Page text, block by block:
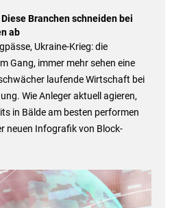
Branchen schneiden bei
ab
Ukraine-Krieg: die
Gang, immer mehr sehen eine
laufende Wirtschaft bei
Wie Anleger aktuell agieren,
in Bälde am besten performen
neuen Infografik von Block-